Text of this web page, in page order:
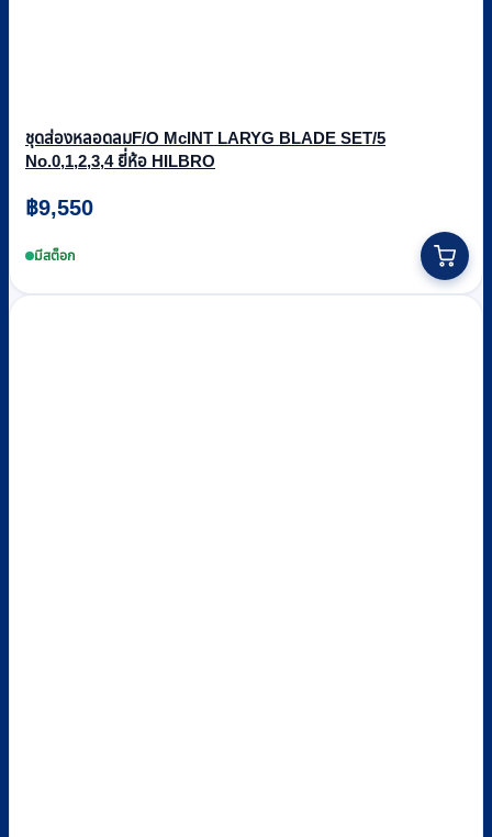
ชุดส่องหลอดลมF/O McINT LARYG BLADE SET/5
No.0,1,2,3,4 ยี่ห้อ HILBRO
฿9,550
มีสต็อก